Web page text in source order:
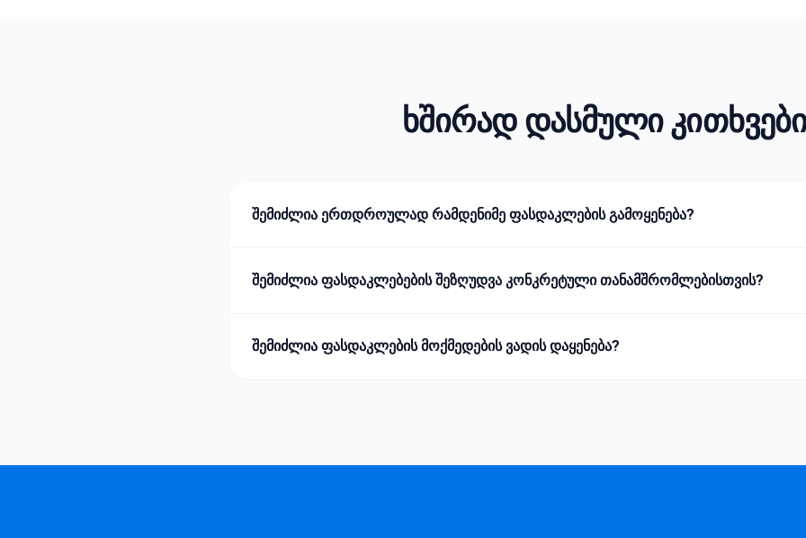
ხშირად დასმული
შემიძლია ერთდროულად რამდენიმე ფასდაკლების გამოყენება?
შემიძლია ფასდაკლებების შეზღუდვა კონკრეტული თანამშრომლებისთვის?
შემიძლია ფასდაკლების მოქმედების ვადის დაყენება?